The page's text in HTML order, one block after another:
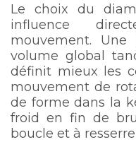
Le choix du
influence
mouvement. Une
volume global
définit mieux les
mouvement de
de forme dans la
froid en fin de
boucle et à